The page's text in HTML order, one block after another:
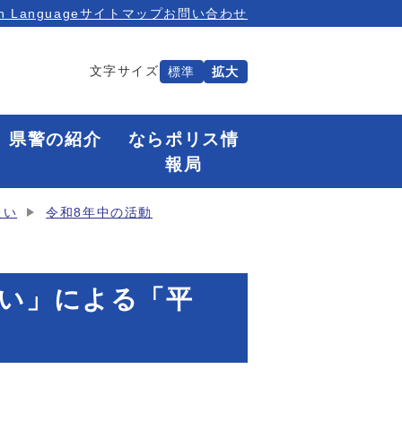
Languageサイトマップお問い合わせ
文字サイズ 標準 拡大
県警の紹介
ならポリス情
報局
い 令和8年中の活動
」による「平